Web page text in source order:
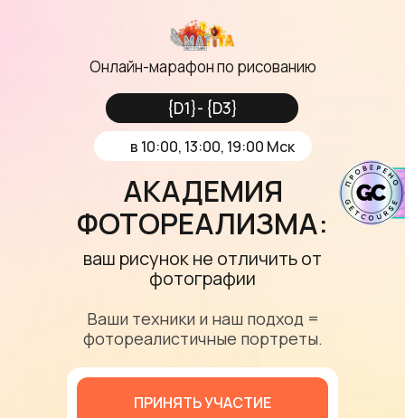
Онлайн-марафон по рисованию
АКАДЕМИЯ
ФОТОРЕАЛИЗМА:
ваш рисунок не отличить от
фотографии
Ваши техники и наш подход =
фотореалистичные портреты.
ПРИНЯТЬ УЧАСТИЕ
в 10:00, 13:00, 19:00 Мск
{D1}- {D3}